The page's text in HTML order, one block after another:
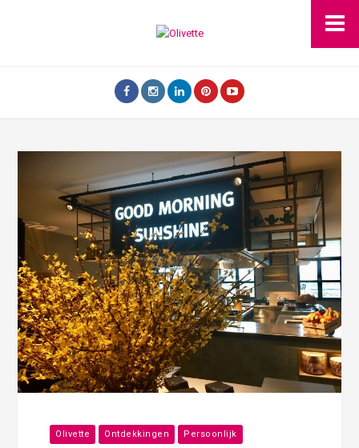
Olivette Ontdekkingen Persoonlijk